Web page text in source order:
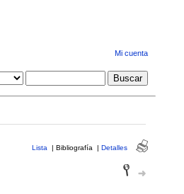
Mi cuenta
Lista | Bibliografía | Detalles